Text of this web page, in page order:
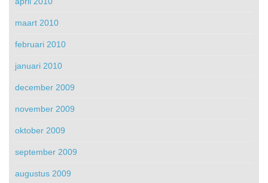
maart 2010
februari 2010
januari 2010
december 2009
november 2009
oktober 2009
september 2009
augustus 2009